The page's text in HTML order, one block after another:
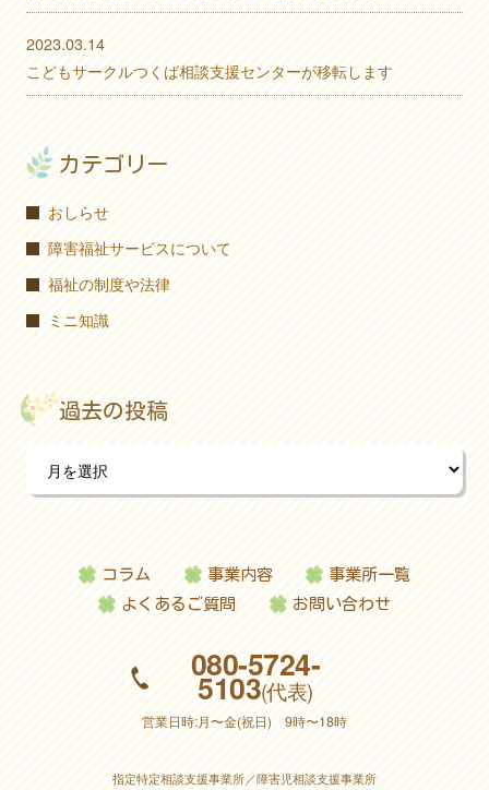
2023.03.14
こどもサークルつくば相談支援センターが移転します
カテゴリー
おしらせ
障害福祉サービスについて
福祉の制度や法律
ミニ知識
過去の投稿
コラム 事業内容
事業所一覧
よくあるご質問
お問い合わせ
080-5724-
5103(代表)
営業日時:月〜金(祝日) 9時〜18時
指定特定相談支援事業所／障害児相談支援事業所